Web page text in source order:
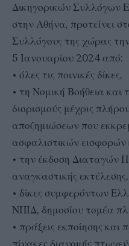
Δικηγορικών Συλλόγων
στην Αθήνα, προτείνει
Συλλόγους της χώρας
5 Ιανουαρίου 2024 από:
• όλες τις ποινικές δίκες,
• τη Νομική Βοήθεια και
διορισμούς μέχρις
αποζημιώσεων που
ασφαλιστικών εισφορών
• την έκδοση Διαταγών
αναγκαστικής
• δίκες συμφερόντων
ΝΠΙΔ, δημοσίου τομέα
• πράξεις εκποίησης